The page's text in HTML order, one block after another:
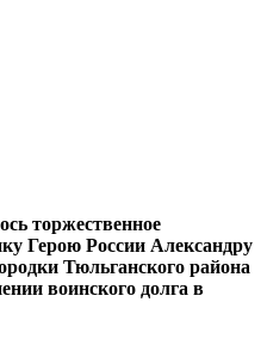
торжественное
Герою России Александру
Тюльганского района
воинского долга в